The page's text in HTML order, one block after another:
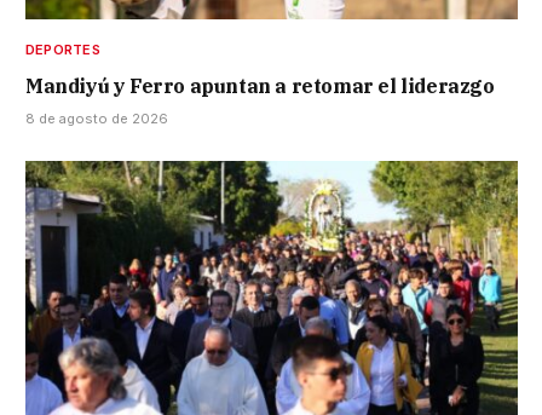
DEPORTES
Mandiyú y Ferro apuntan a retomar el liderazgo
8 de agosto de 2026